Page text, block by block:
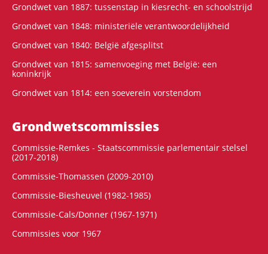
Grondwet van 1887: tussenstap in kiesrecht- en schoolstrijd
Grondwet van 1848: ministeriële verantwoordelijkheid
Grondwet van 1840: België afgesplitst
Grondwet van 1815: samenvoeging met België: een
koninkrijk
Grondwet van 1814: een soeverein vorstendom
Grondwets­commissies
Commissie-Remkes - Staatscommissie parlementair stelsel
(2017-2018)
Commissie-Thomassen (2009-2010)
Commissie-Biesheuvel (1982-1985)
Commissie-Cals/Donner (1967-1971)
Commissies voor 1967